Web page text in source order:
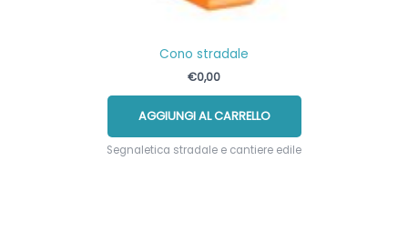
Cono stradale
€0,00
AGGIUNGI AL CARRELLO
Segnaletica stradale e cantiere edile